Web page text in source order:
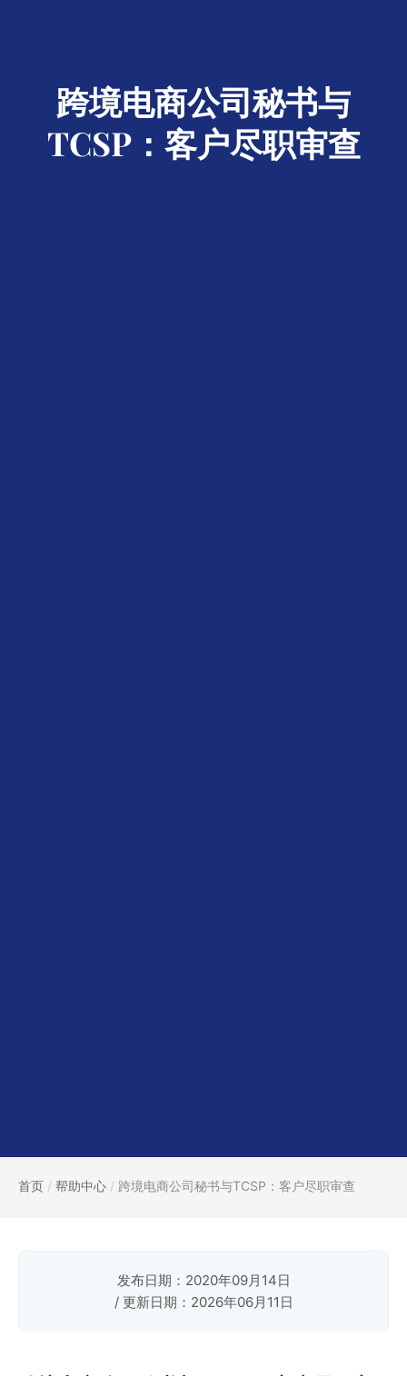
跨境电商公司秘书与
TCSP：客户尽职审查
首页 / 帮助中心 / 跨境电商公司秘书与TCSP：客户尽职审查
发布日期：2020年09月14日
/ 更新日期：2026年06月11日